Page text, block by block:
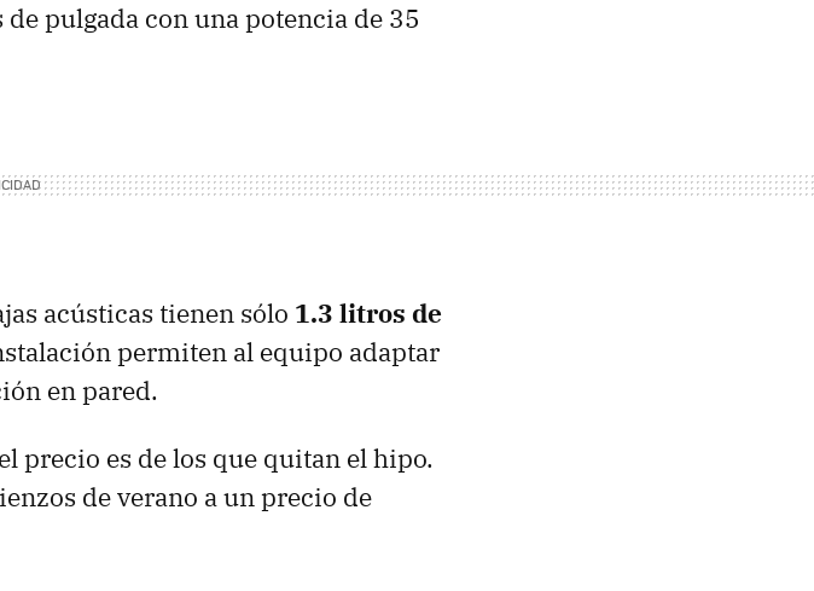
pulgada con una potencia de 35
acústicas tienen sólo 1.3 litros de
permiten al equipo adaptar
en pared.
precio es de los que quitan el hipo.
de verano a un precio de